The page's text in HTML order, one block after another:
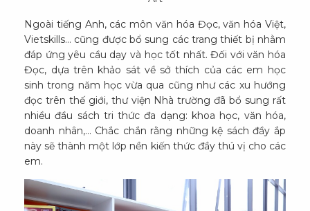
Ngoài tiếng Anh, các môn văn hóa Đọc, văn hóa Việt,
Vietskills… cũng được bổ sung các trang thiết bị nhằm
đáp ứng yêu cầu dạy và học tốt nhất. Đối với văn hóa
Đọc, dựa trên khảo sát về sở thích của các em học
sinh trong năm học vừa qua cũng như các xu hướng
đọc trên thế giới, thư viện Nhà trường đã bổ sung rất
nhiều đầu sách tri thức đa dạng: khoa học, văn hóa,
doanh nhân,... Chắc chắn rằng những kệ sách đầy ắp
này sẽ thành một lớp nền kiến thức đầy thú vị cho các
em.